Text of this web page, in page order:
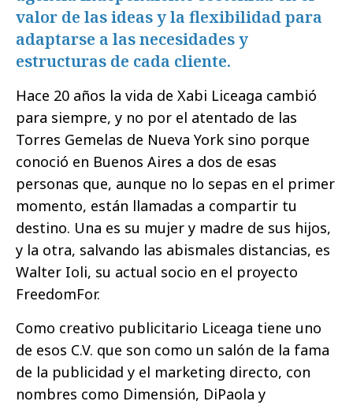
valor de las ideas y la flexibilidad para
adaptarse a las necesidades y
estructuras de cada cliente.
Hace 20 años la vida de Xabi Liceaga cambió
para siempre, y no por el atentado de las
Torres Gemelas de Nueva York sino porque
conoció en Buenos Aires a dos de esas
personas que, aunque no lo sepas en el primer
momento, están llamadas a compartir tu
destino. Una es su mujer y madre de sus hijos,
y la otra, salvando las abismales distancias, es
Walter Ioli, su actual socio en el proyecto
FreedomFor.
Como creativo publicitario Liceaga tiene uno
de esos C.V. que son como un salón de la fama
de la publicidad y el marketing directo, con
nombres como Dimensión, DiPaola y